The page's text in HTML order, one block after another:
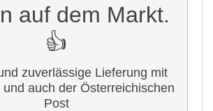
auf dem Markt.
👍
zuverlässige Lieferung mit
und auch der Österreichischen
Post